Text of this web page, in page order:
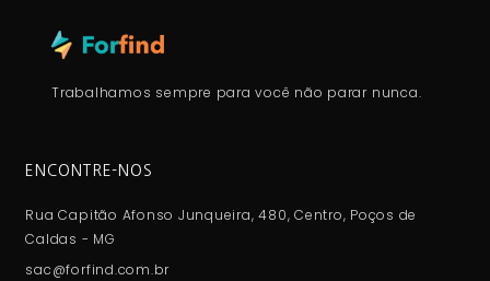
Trabalhamos sempre para você não parar nunca.
ENCONTRE-NOS
Rua Capitão Afonso Junqueira, 480, Centro, Poços de
Caldas - MG
sac@forfind.com.br